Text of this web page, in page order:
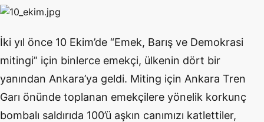
İki yıl önce 10 Ekim’de “Emek, Barış ve Demokrasi
mitingi” için binlerce emekçi, ülkenin dört bir
yanından Ankara’ya geldi. Miting için Ankara Tren
Garı önünde toplanan emekçilere yönelik korkunç
bombalı saldırıda 100’ü aşkın canımızı katlettiler,